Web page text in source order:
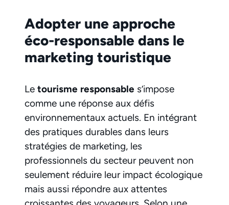
Adopter une approche
éco-responsable dans le
marketing touristique
Le tourisme responsable s’impose
comme une réponse aux défis
environnementaux actuels. En intégrant
des pratiques durables dans leurs
stratégies de marketing, les
professionnels du secteur peuvent non
seulement réduire leur impact écologique
mais aussi répondre aux attentes